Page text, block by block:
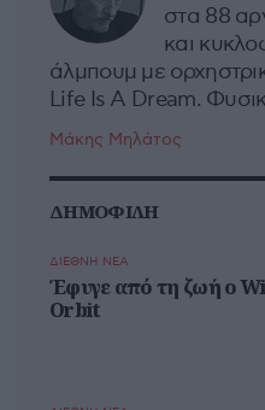
στα 88
και
άλμπουμ με
Life Is A Dream.
Μάκης Μηλάτος
ΔΗΜΟΦΙΛΗ
ΔΙΕΘΝΗ ΝΕΑ
Έφυγε από τη ζωή ο
Orbit